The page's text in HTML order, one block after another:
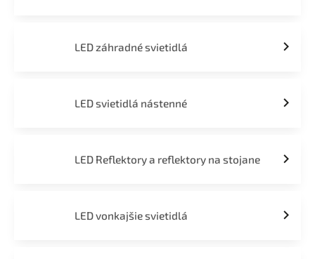
LED záhradné svietidlá
LED svietidlá nástenné
LED Reflektory a reflektory na stojane
LED vonkajšie svietidlá